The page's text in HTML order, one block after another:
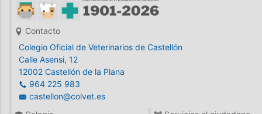
Contacto
Colegio Oficial de Veterinarios de Castellón
Calle Asensi, 12
12002 Castellón de la Plana
964 225 983
castellon@colvet.es